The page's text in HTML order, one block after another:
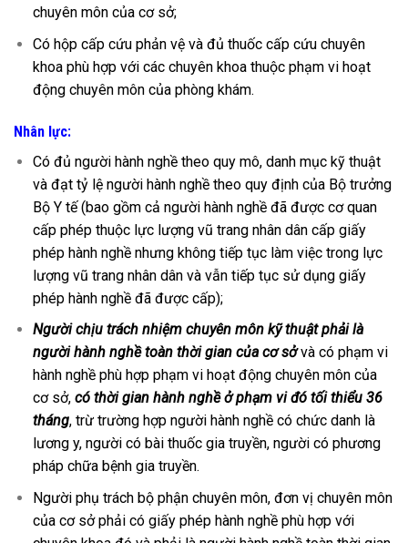
chuyên môn của cơ sở;
Có hộp cấp cứu phản vệ và đủ thuốc cấp cứu chuyên
khoa phù hợp với các chuyên khoa thuộc phạm vi hoạt
động chuyên môn của phòng khám.
Nhân lực:
Có đủ người hành nghề theo quy mô, danh mục kỹ thuật
và đạt tỷ lệ người hành nghề theo quy định của Bộ trưởng
Bộ Y tế (bao gồm cả người hành nghề đã được cơ quan
cấp phép thuộc lực lượng vũ trang nhân dân cấp giấy
phép hành nghề nhưng không tiếp tục làm việc trong lực
lượng vũ trang nhân dân và vẫn tiếp tục sử dụng giấy
phép hành nghề đã được cấp);
Người chịu trách nhiệm chuyên môn kỹ thuật phải là
người hành nghề toàn thời gian của cơ sởvà có phạm vi
hành nghề phù hợp phạm vi hoạt động chuyên môn của
cơ sở, có thời gian hành nghề ở phạm vi đó tối thiểu 36
tháng, trừ trường hợp người hành nghề có chức danh là
lương y, người có bài thuốc gia truyền, người có phương
pháp chữa bệnh gia truyền.
Người phụ trách bộ phận chuyên môn, đơn vị chuyên môn
của cơ sở phải có giấy phép hành nghề phù hợp với